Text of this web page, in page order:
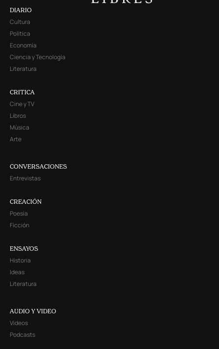
DIARIO
Cultura
Política
Economía
Ciencia y Tecnología
Literatura
CRITICA
Cine y TV
Libros
Música
Arte
CONVERSACIONES
Entrevistas
CREACIÓN
Poesía
Ficción
ENSAYOS
Historia
Ideas
Literatura
AUDIO Y VIDEO
Videos
Podcasts